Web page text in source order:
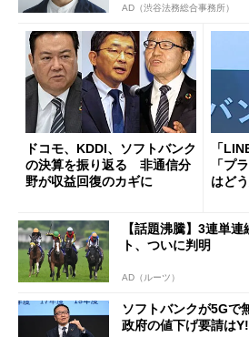
AD（渋谷法務総合事務所）
ドコモ、KDDI、ソフトバンク
の決算を振り返る 非通信分
野が収益回復のカギに
「
「プ
はど
【話題沸騰】3連単
ト、ついに判明
AD（ルーツ）
ソフトバンクが5Gで
政府の値下げ要請は